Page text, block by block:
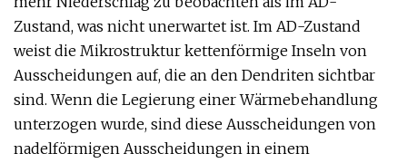
Zustand, was nicht unerwartet ist. Im AD-Zustand
weist die Mikrostruktur kettenförmige Inseln von
Ausscheidungen auf, die an den Dendriten sichtbar
sind. Wenn die Legierung einer Wärmebehandlung
unterzogen wurde, sind diese Ausscheidungen von
nadelförmigen Ausscheidungen in einem